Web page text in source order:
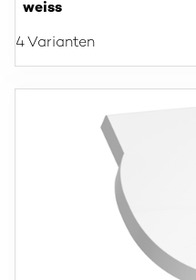
weiss
4 Varianten